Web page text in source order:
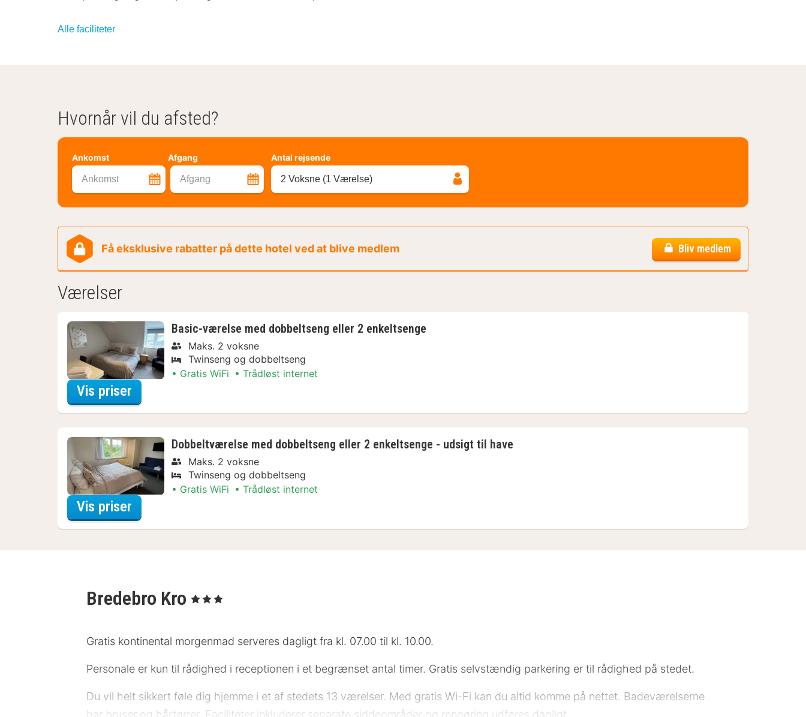
Alle faciliteter
Hvornår vil du afsted?
Ankomst Afgang
Ankomst Afgang
Antal rejsende
2 Voksne (1 Værelse)
Få eksklusive rabatter på dette hotel ved at blive medlem Bliv medlem
Værelser
Basic-værelse med dobbeltseng eller 2 enkeltsenge
Maks. 2 voksne
Twinseng og dobbeltseng
Gratis WiFi
Trådløst internet
Vis priser
Dobbeltværelse med dobbeltseng eller 2 enkeltsenge - udsigt til have
Maks. 2 voksne
Twinseng og dobbeltseng
Gratis WiFi
Trådløst internet
Vis priser
Bredebro Kro , 3 Stjerner
Gratis kontinental morgenmad serveres dagligt fra kl. 07.00 til kl. 10.00.
Personale er kun til rådighed i receptionen i et begrænset antal timer. Gratis selvstændig parkering er til rådighed på stedet.
Du vil helt sikkert føle dig hjemme i et af stedets 13 værelser. Med gratis Wi-Fi kan du altid komme på nettet. Badeværelserne
har bruser og hårtørrer. Faciliteter inkluderer separate siddeområder og rengøring udføres dagligt.